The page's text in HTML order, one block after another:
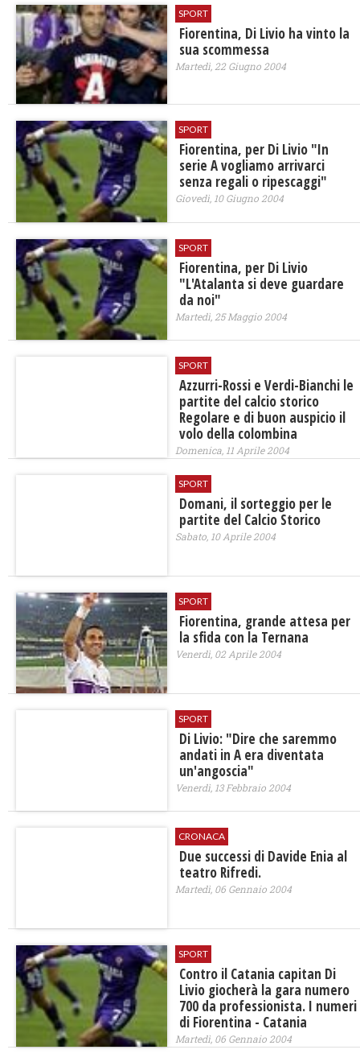
SPORT
Fiorentina, Di Livio ha vinto la
sua scommessa
Martedì, 22 Giugno 2004
SPORT
Fiorentina, per Di Livio "In
serie A vogliamo arrivarci
senza regali o ripescaggi"
Giovedì, 10 Giugno 2004
SPORT
Fiorentina, per Di Livio
"L'Atalanta si deve guardare
da noi"
Martedì, 25 Maggio 2004
SPORT
Azzurri-Rossi e Verdi-Bianchi le
partite del calcio storico
Regolare e di buon auspicio il
volo della colombina
Domenica, 11 Aprile 2004
SPORT
Domani, il sorteggio per le
partite del Calcio Storico
Sabato, 10 Aprile 2004
SPORT
Fiorentina, grande attesa per
la sfida con la Ternana
Venerdì, 02 Aprile 2004
SPORT
Di Livio: "Dire che saremmo
andati in A era diventata
un'angoscia"
Venerdì, 13 Febbraio 2004
CRONACA
Due successi di Davide Enia al
teatro Rifredi.
Martedì, 06 Gennaio 2004
SPORT
Contro il Catania capitan Di
Livio giocherà la gara numero
700 da professionista. I numeri
di Fiorentina - Catania
Martedì, 06 Gennaio 2004